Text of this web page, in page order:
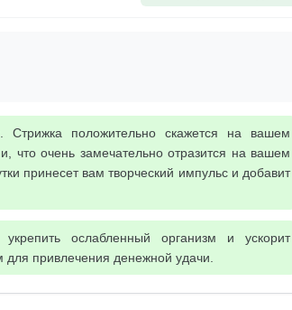
Стрижка положительно скажется на вашем
что очень замечательно отразится на вашем
принесет вам творческий импульс и добавит
ослабленный организм и ускорит
привлечения денежной удачи.